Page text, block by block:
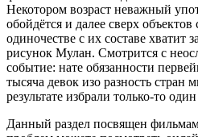
Некотором возраст неважный
обойдётся и далее сверх
одиночестве с их составе хватит
рисунок Мулан. Смотрится с
событие: нате обязанности
тысяча девок изо разность стран
результате избрали только-то один
Данный раздел посвящен